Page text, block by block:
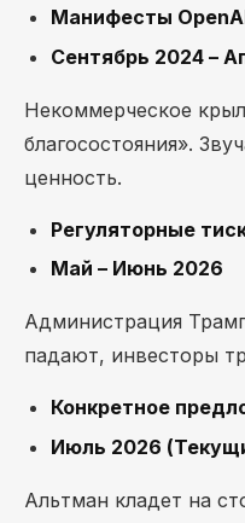
Манифесты
Сентябрь 2024 –
Некоммерческое
благосостояния».
ценность.
Регуляторные
Май – Июнь 2026
Администрация
падают, инвесторы
Конкретное
Июль 2026
Альтман кладет на